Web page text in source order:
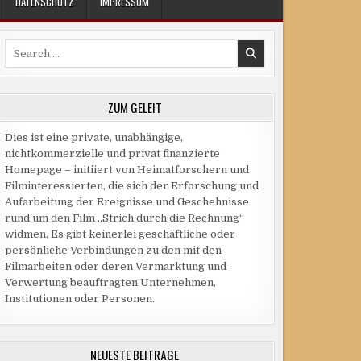
ZUM GELEIT
Dies ist eine private, unabhängige,
nichtkommerzielle und privat finanzierte
Homepage – initiiert von Heimatforschern und
Filminteressierten, die sich der Erforschung und
Aufarbeitung der Ereignisse und Geschehnisse
rund um den Film „Strich durch die Rechnung“
widmen. Es gibt keinerlei geschäftliche oder
persönliche Verbindungen zu den mit den
Filmarbeiten oder deren Vermarktung und
Verwertung beauftragten Unternehmen,
Institutionen oder Personen.
NEUESTE BEITRÄGE